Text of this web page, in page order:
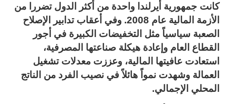
كانت جمهورية أيرلندا واحدة من أكثر الدول تضررا من
الأزمة المالية عام 2008. وفي أعقاب تدابير الإصلاح
الصعبة سياسياً مثل التخفيضات الكبيرة في أجور
القطاع العام وإعادة هيكلة صناعتها المصرفية،
استعادت عافيتها المالية، وعززت معدلات تشغيل
العمالة وشهدت نمواً هائلاً في نصيب الفرد من الناتج
المحلي الإجمالي.